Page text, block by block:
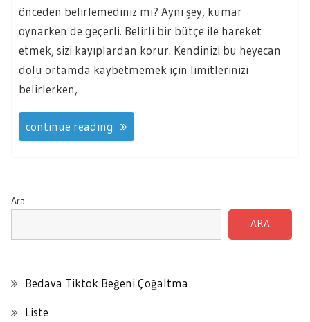
önceden belirlemediniz mi? Aynı şey, kumar
oynarken de geçerli. Belirli bir bütçe ile hareket
etmek, sizi kayıplardan korur. Kendinizi bu heyecan
dolu ortamda kaybetmemek için limitlerinizi
belirlerken,
continue reading
Ara
ARA
Bedava Tiktok Beğeni Çoğaltma
Liste